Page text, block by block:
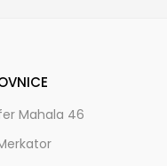
Mahala 46